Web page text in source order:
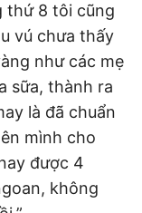
thứ 8 tôi cũng
vú chưa thấy
như các mẹ
sữa, thành ra
là đã chuẩn
mình cho
được 4
không